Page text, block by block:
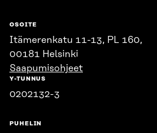
OSOITE
Itämerenkatu 11-13, PL 160,
00181 Helsinki
Saapumisohjeet
Y-TUNNUS
0202132-3
PUHELIN